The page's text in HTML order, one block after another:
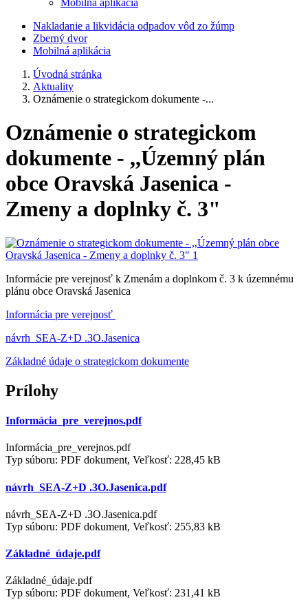
Mobilná aplikácia
Nakladanie a likvidácia odpadov vôd zo žúmp
Zberný dvor
Mobilná aplikácia
Úvodná stránka
Aktuality
Oznámenie o strategickom dokumente -...
Oznámenie o strategickom
dokumente - ,,Územný plán
obce Oravská Jasenica -
Zmeny a doplnky č. 3"
Informácie pre verejnosť k Zmenám a doplnkom č. 3 k územnému
plánu obce Oravská Jasenica
Informácia pre verejnosť
návrh_SEA-Z+D .3O.Jasenica
Základné údaje o strategickom dokumente
Prílohy
Informácia_pre_verejnos.pdf
Informácia_pre_verejnos.pdf
Typ súboru: PDF dokument, Veľkosť: 228,45 kB
návrh_SEA-Z+D .3O.Jasenica.pdf
návrh_SEA-Z+D .3O.Jasenica.pdf
Typ súboru: PDF dokument, Veľkosť: 255,83 kB
Základné_údaje.pdf
Základné_údaje.pdf
Typ súboru: PDF dokument, Veľkosť: 231,41 kB